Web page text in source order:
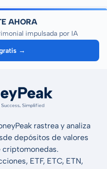
AHORA
impulsada por IA
→
rastrea y analiza
depósitos de valores
criptomonedas.
ETF, ETC, ETN,